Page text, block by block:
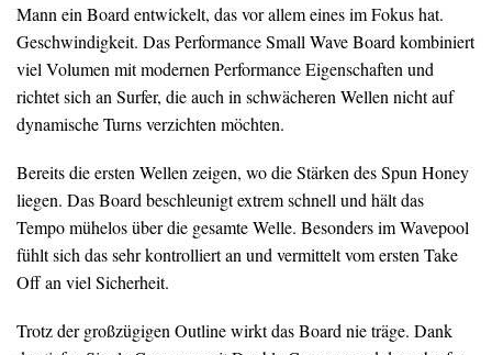
Mann ein Board entwickelt, das vor allem eines im Fokus hat.
Geschwindigkeit. Das Performance Small Wave Board kombiniert
viel Volumen mit modernen Performance Eigenschaften und
richtet sich an Surfer, die auch in schwächeren Wellen nicht auf
dynamische Turns verzichten möchten.
Bereits die ersten Wellen zeigen, wo die Stärken des Spun Honey
liegen. Das Board beschleunigt extrem schnell und hält das
Tempo mühelos über die gesamte Welle. Besonders im Wavepool
fühlt sich das sehr kontrolliert an und vermittelt vom ersten Take
Off an viel Sicherheit.
Trotz der großzügigen Outline wirkt das Board nie träge. Dank